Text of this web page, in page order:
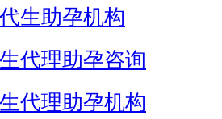
生助孕机构
代理助孕咨询
代理助孕机构